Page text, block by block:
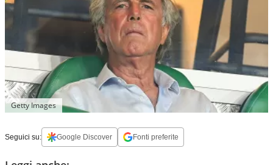
Getty Images
Seguici su: Google Discover Fonti preferite